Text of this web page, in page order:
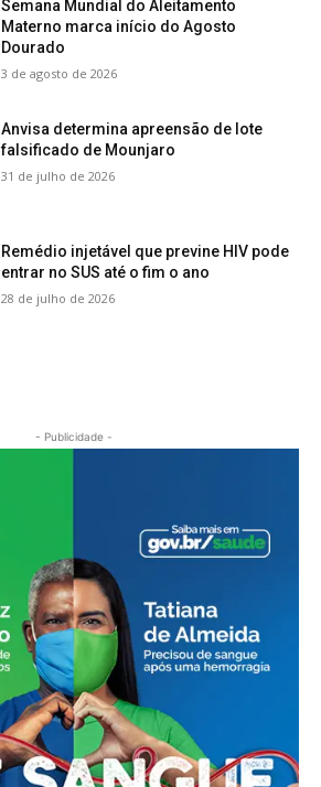
Semana Mundial do Aleitamento
Materno marca início do Agosto
Dourado
3 de agosto de 2026
Anvisa determina apreensão de lote
falsificado de Mounjaro
31 de julho de 2026
Remédio injetável que previne HIV pode
entrar no SUS até o fim o ano
28 de julho de 2026
- Publicidade -